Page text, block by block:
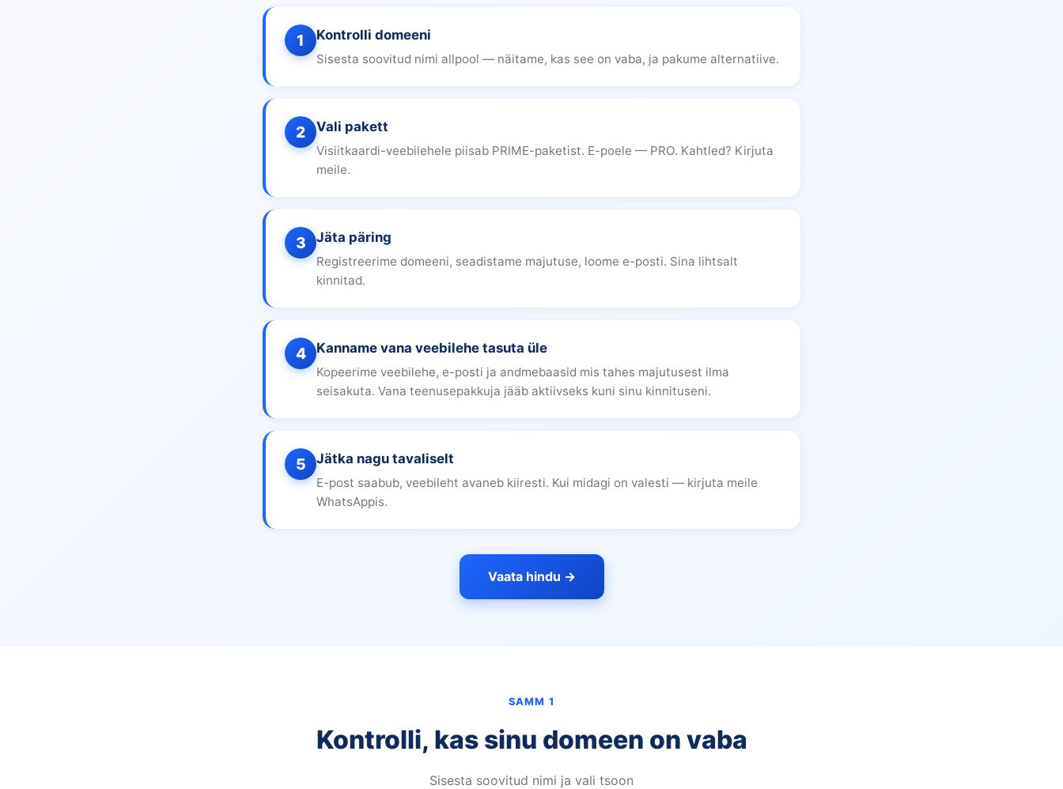
1 Kontrolli domeeni
Sisesta soovitud nimi allpool — näitame, kas see on vaba, ja pakume alternatiive.
2 Vali pakett
Visiitkaardi-veebilehele piisab PRIME-paketist. E-poele — PRO. Kahtled? Kirjuta
meile.
3 Jäta päring
Registreerime domeeni, seadistame majutuse, loome e-posti. Sina lihtsalt
kinnitad.
4 Kanname vana veebilehe tasuta üle
Kopeerime veebilehe, e-posti ja andmebaasid mis tahes majutusest ilma
seisakuta. Vana teenusepakkuja jääb aktiivseks kuni sinu kinnituseni.
5 Jätka nagu tavaliselt
E-post saabub, veebileht avaneb kiiresti. Kui midagi on valesti — kirjuta meile
WhatsAppis.
Vaata hindu →
SAMM 1
Kontrolli, kas sinu domeen on vaba
Sisesta soovitud nimi ja vali tsoon